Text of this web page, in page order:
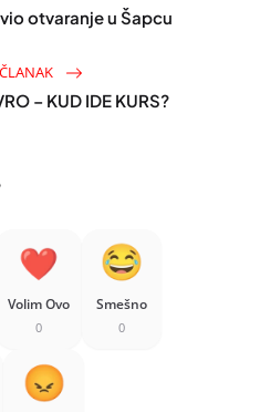
otvaranje u Šapcu
– KUD IDE KURS?
Volim Ovo
0
Smešno
0